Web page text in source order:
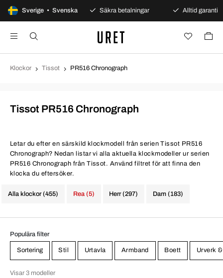
Sverige • Svenska
dagars öppet köp Säkra betalningar Alltid garanti
Klockor Tissot PR516 Chronograph
Tissot PR516 Chronograph
Letar du efter en särskild klockmodell från serien Tissot PR516
Chronograph? Nedan listar vi alla aktuella klockmodeller ur serien
PR516 Chronograph från Tissot. Använd filtret för att finna den
klocka du eftersöker.
Alla klockor (455) Herr (297) Dam (183)
Rea (5)
Populära filter
Sortering Stil Urtavla Armband Boett Urverk
Visar 3 modeller